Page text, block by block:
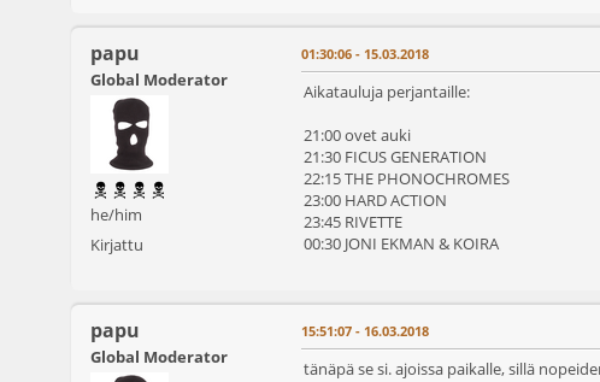
papu
Global Moderator
he/him
Kirjattu
01:30:06 - 15.03.2018
Aikatauluja perjantaille:
21:00 ovet auki
21:30 FICUS GENERATION
22:15 THE PHONOCHROMES
23:00 HARD ACTION
23:45 RIVETTE
00:30 JONI EKMAN & KOIRA
papu
Global Moderator
15:51:07 - 16.03.2018
tänäpä se si. ajoissa paikalle, sillä